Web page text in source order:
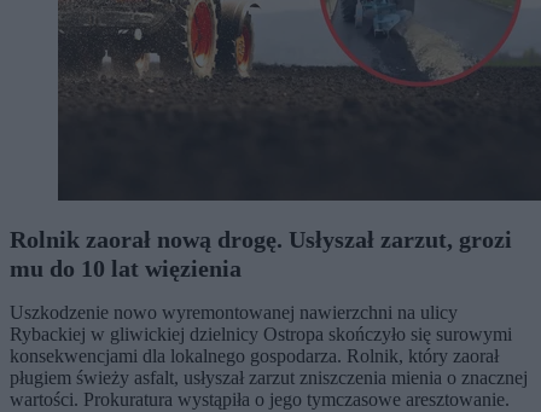
Rolnik zaorał nową drogę. Usłyszał zarzut, grozi
mu do 10 lat więzienia
Uszkodzenie nowo wyremontowanej nawierzchni na ulicy
Rybackiej w gliwickiej dzielnicy Ostropa skończyło się surowymi
konsekwencjami dla lokalnego gospodarza. Rolnik, który zaorał
pługiem świeży asfalt, usłyszał zarzut zniszczenia mienia o znacznej
wartości. Prokuratura wystąpiła o jego tymczasowe aresztowanie.